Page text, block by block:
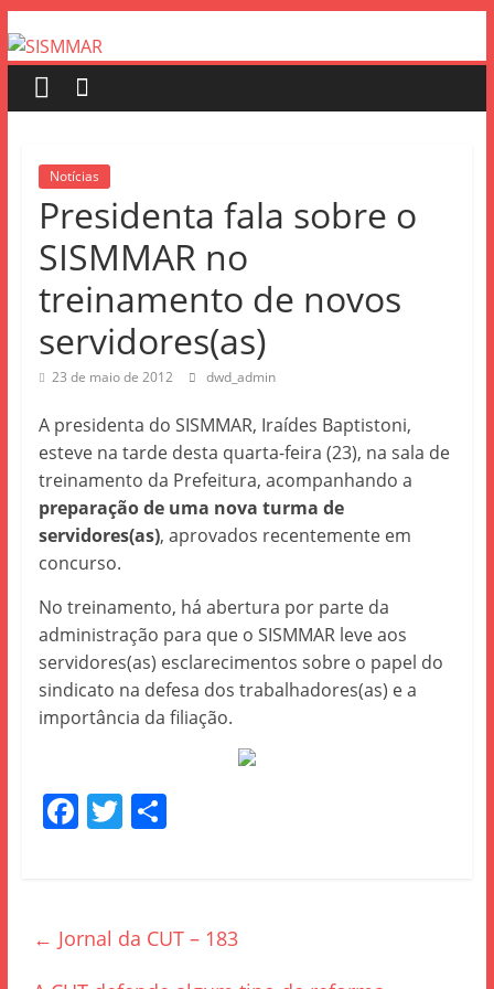
Notícias
Presidenta fala sobre o
SISMMAR no
treinamento de novos
servidores(as)
23 de maio de 2012 dwd_admin
A presidenta do SISMMAR, Iraídes Baptistoni,
esteve na tarde desta quarta-feira (23), na sala de
treinamento da Prefeitura, acompanhando a
preparação de uma nova turma de
servidores(as), aprovados recentemente em
concurso.
No treinamento, há abertura por parte da
administração para que o SISMMAR leve aos
servidores(as) esclarecimentos sobre o papel do
sindicato na defesa dos trabalhadores(as) e a
importância da filiação.
F
b
T S
← Jornal da CUT – 183